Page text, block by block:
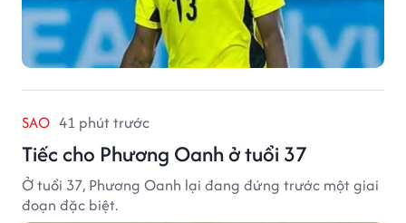
SAO 41 phút trước
Tiếc cho Phương Oanh ở tuổi 37
Ở tuổi 37, Phương Oanh lại đang đứng trước một giai
đoạn đặc biệt.